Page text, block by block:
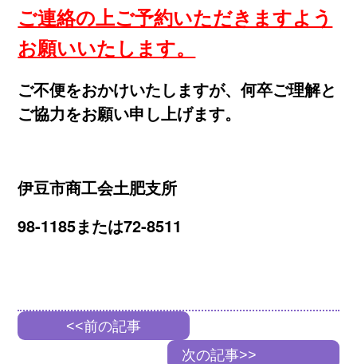
ご連絡の上ご予約いただきますよう
お願いいたします。
ご不便をおかけいたしますが、何卒ご理解と
ご協力をお願い申し上げます。
伊豆市商工会土肥支所
98-1185または72-8511
<<前の記事
次の記事>>